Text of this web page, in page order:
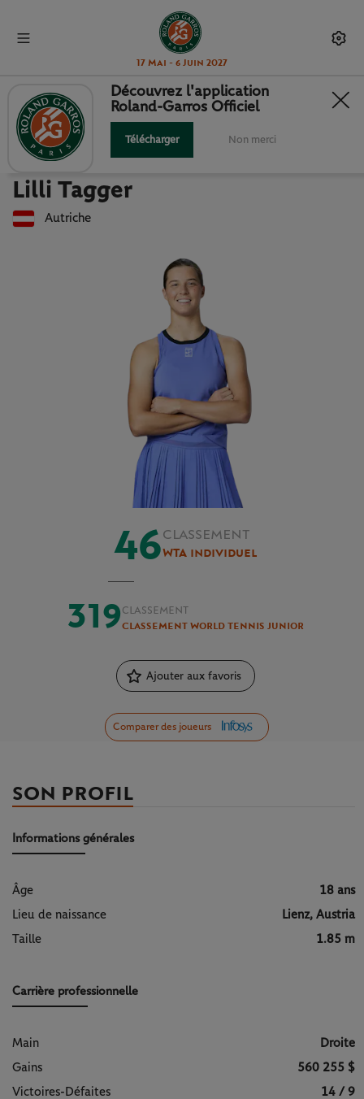
17 Mai - 6 Juin 2027
Retour à la liste des joueuses et joueurs
LILLI TAGGER : FICHE JOUEUSE
Lilli Tagger
Autriche
46CLASSEMENT
WTA individuel
319 CLASSEMENT
Classement World Tennis Junior
Ajouter aux favoris
Comparer des joueurs
SON PROFIL
Informations générales
Âge
18 ans
Lieu de naissance
Lienz, Austria
Taille
1.85 m
Carrière professionnelle
Main
Droite
Gains
560 255 $
Victoires-Défaites
14 / 9
Découvrez l'application
Roland-Garros Officiel
Télécharger Non merci